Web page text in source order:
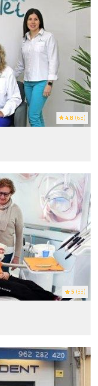
4.8 (68)
5 (33)